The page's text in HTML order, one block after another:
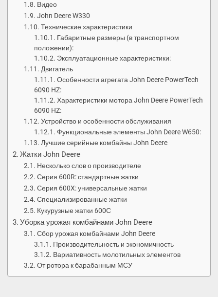
Видео
John Deere W330
Технические характеристики
Габаритные размеры (в транспортном
положении):
Эксплуатационные характеристики:
Двигатель
Особенности агрегата John Deere PowerTech
6090 HZ:
Характеристики мотора John Deere PowerTech
6090 HZ:
Устройство и особенности обслуживания
Функциональные элементы John Deere W650:
Лучшие серийные комбайны John Deere
Жатки John Deere
Несколько слов о производителе
Серия 600R: стандартные жатки
Серия 600X: универсальные жатки
Специализированные жатки
Кукурузные жатки 600С
Уборка урожая комбайнами John Deere
Сбор урожая комбайнами John Deere
Производительность и экономичность
Вариативность молотильных элементов
От ротора к барабанным МСУ